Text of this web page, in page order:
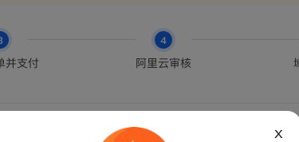
X